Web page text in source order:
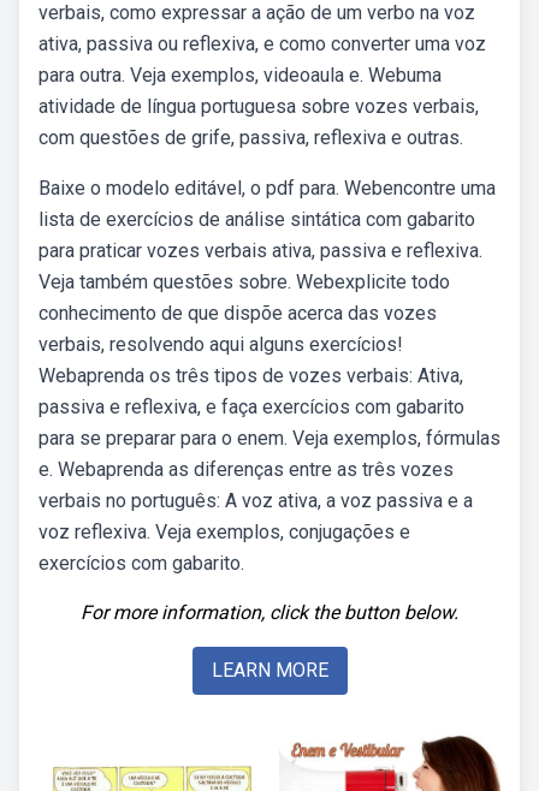
verbais, como expressar a ação de um verbo na voz
ativa, passiva ou reflexiva, e como converter uma voz
para outra. Veja exemplos, videoaula e. Webuma
atividade de língua portuguesa sobre vozes verbais,
com questões de grife, passiva, reflexiva e outras.
Baixe o modelo editável, o pdf para. Webencontre uma
lista de exercícios de análise sintática com gabarito
para praticar vozes verbais ativa, passiva e reflexiva.
Veja também questões sobre. Webexplicite todo
conhecimento de que dispõe acerca das vozes
verbais, resolvendo aqui alguns exercícios!
Webaprenda os três tipos de vozes verbais: Ativa,
passiva e reflexiva, e faça exercícios com gabarito
para se preparar para o enem. Veja exemplos, fórmulas
e. Webaprenda as diferenças entre as três vozes
verbais no português: A voz ativa, a voz passiva e a
voz reflexiva. Veja exemplos, conjugações e
exercícios com gabarito.
For more information, click the button below.
LEARN MORE